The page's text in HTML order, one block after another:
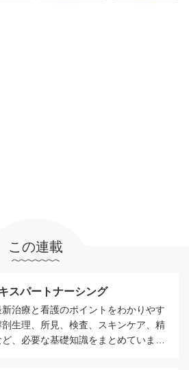
この連載
スパートナーシング
治療と看護のポイントをわかりやす
剖生理、所見、検査、スキンケア、精
、必要な基礎知識をまとめていま